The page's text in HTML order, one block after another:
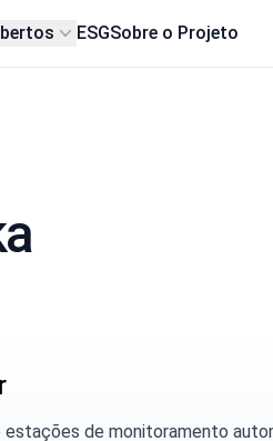
ESGSobre o Projeto
de monitoramento